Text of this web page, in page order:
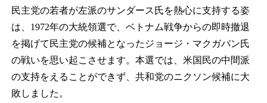
民主党の若者が左派のサンダース氏を熱心に支持する姿
は、1972年の大統領選で、ベトナム戦争からの即時撤退
を掲げて民主党の候補となったジョージ・マクガバン氏
の戦いを思い起こさせます。本選では、米国民の中間派
の支持をえることができず、共和党のニクソン候補に大
敗しました。